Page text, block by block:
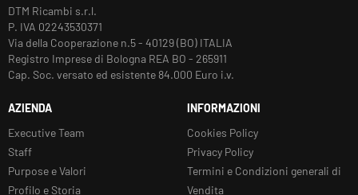
DTM Ricambi s.r.l.
P. IVA 02243530371
Via della Cooperazione n.5 - 40129 (BO) ITALIA
Registro Imprese di Bologna REA BO - 265911
Cap. Soc. versato ed esistente 84.000 Euro i.v.
AZIENDA
Executive Team
Staff
Purpose e Valori
Profilo e Storia
INFORMAZIONI
Cookies Policy
Privacy Policy
Termini e Condizioni generali di
Vendita